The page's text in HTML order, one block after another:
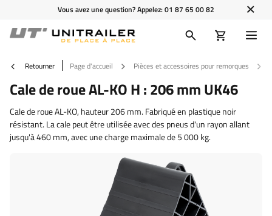
Vous avez une question? Appelez:01 87 65 00 82
Retourner Page d'accueil Pièces et accessoires pour remorques
Cale de roue AL-KO H : 206 mm UK46
Cale de roue AL-KO, hauteur 206 mm. Fabriqué en plastique noir
résistant. La cale peut être utilisée avec des pneus d'un rayon allant
jusqu'à 460 mm, avec une charge maximale de 5 000 kg.